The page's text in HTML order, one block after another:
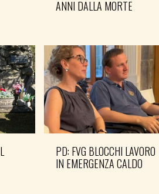
ANNI DALLA MORTE
PD: FVG BLOCCHI LAVORO
IN EMERGENZA CALDO